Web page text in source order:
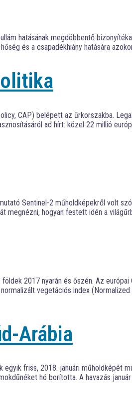
hatásának megdöbbentő
és a csapadékhiány hatására
CAP) belépett az űrkorszakba.
ad hírt: közel 22 millió
Sentinel-2 műholdképekről volt
hogyan festett idén a
2017 nyarán és őszén. Az
vegetációs index
Arábia
friss, 2018. januári műholdképét
hó borította. A havazás